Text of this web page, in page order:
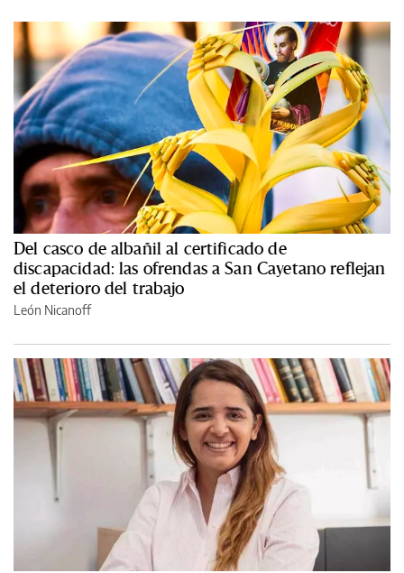
Del casco de albañil al certificado de
discapacidad: las ofrendas a San Cayetano reflejan
el deterioro del trabajo
León Nicanoff